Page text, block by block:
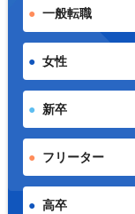
一般転職
女性
新卒
フリーター
高卒